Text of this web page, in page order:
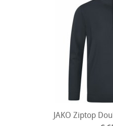
JAKO Ziptop